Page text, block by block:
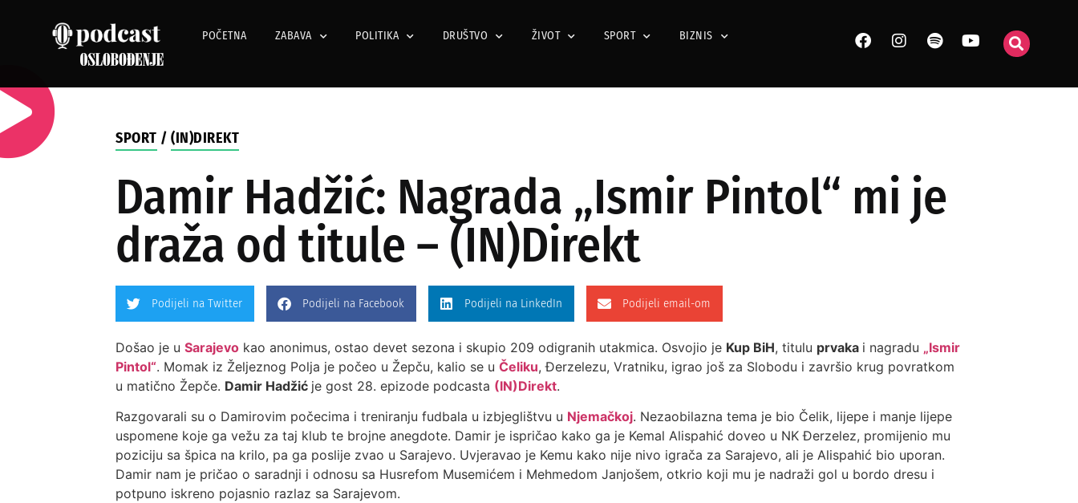
POČETNA ZABAVA POLITIKA DRUŠTVO ŽIVOT SPORT BIZNIS
SPORT /(IN)DIREKT
Damir Hadžić: Nagrada „Ismir Pintol“ mi je
draža od titule – (IN)Direkt
Podijeli na Twitter Podijeli na Facebook Podijeli na LinkedIn Podijeli email-om
Došao je uSarajevo kao anonimus, ostao devet sezona i skupio 209 odigranih utakmica. Osvojio je Kup BiH, titulu prvaka i nagradu „Ismir
Pintol“. Momak iz Željeznog Polja je počeo u Žepču, kalio se uČeliku, Đerzelezu, Vratniku, igrao još za Slobodu i završio krug povratkom
u matično Žepče. Damir Hadžić je gost 28. epizode podcasta (IN)Direkt.
Razgovarali su o Damirovim počecima i treniranju fudbala u izbjeglištvu u Njemačkoj. Nezaobilazna tema je bio Čelik, lijepe i manje lijepe
uspomene koje ga vežu za taj klub te brojne anegdote. Damir je ispričao kako ga je Kemal Alispahić doveo u NK Đerzelez, promijenio mu
poziciju sa špica na krilo, pa ga poslije zvao u Sarajevo. Uvjeravao je Kemu kako nije nivo igrača za Sarajevo, ali je Alispahić bio uporan.
Damir nam je pričao o saradnji i odnosu sa Husrefom Musemićem i Mehmedom Janjošem, otkrio koji mu je nadraži gol u bordo dresu i
potpuno iskreno pojasnio razlaz sa Sarajevom.